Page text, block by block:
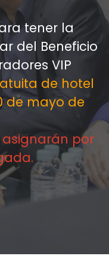
tener la
del Beneficio
VIP
de hotel
de mayo de
por